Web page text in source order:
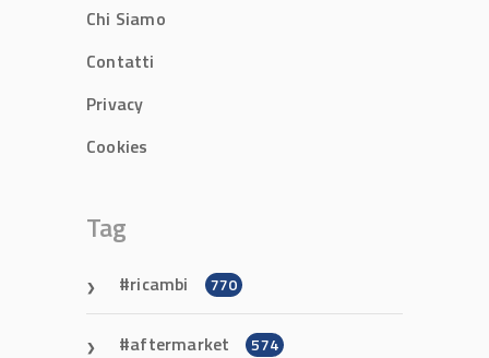
Chi Siamo
Contatti
Privacy
Cookies
Tag
ricambi 770
aftermarket 574